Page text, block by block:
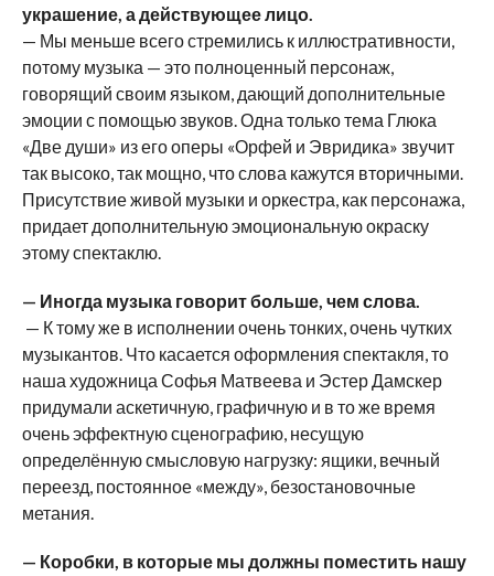
украшение, а действующее лицо.
— Мы меньше всего стремились к иллюстративности,
потому музыка — это полноценный персонаж,
говорящий своим языком, дающий дополнительные
эмоции с помощью звуков. Одна только тема Глюка
«Две души» из его оперы «Орфей и Эвридика» звучит
так высоко, так мощно, что слова кажутся вторичными.
Присутствие живой музыки и оркестра, как персонажа,
придает дополнительную эмоциональную окраску
этому спектаклю.
— Иногда музыка говорит больше, чем слова.
— К тому же в исполнении очень тонких, очень чутких
музыкантов. Что касается оформления спектакля, то
наша художница Софья Матвеева и Эстер Дамскер
придумали аскетичную, графичную и в то же время
очень эффектную сценографию, несущую
определённую смысловую нагрузку: ящики, вечный
переезд, постоянное «между», безостановочные
метания.
— Коробки, в которые мы должны поместить нашу